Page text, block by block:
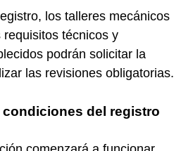
los talleres mecánicos
técnicos y
podrán solicitar la
las revisiones obligatorias.
del registro